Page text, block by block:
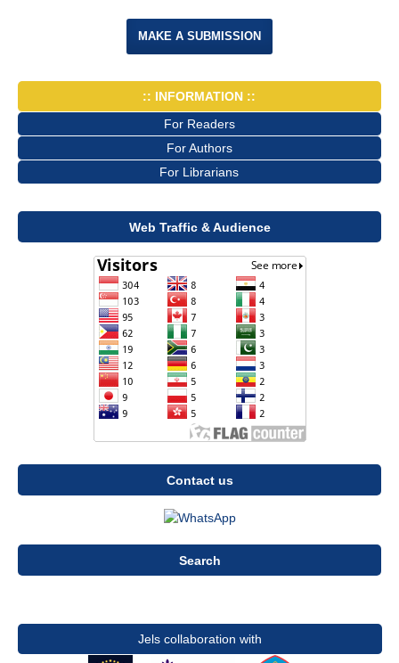
MAKE A SUBMISSION
:: INFORMATION ::
For Readers
For Authors
For Librarians
Web Traffic & Audience
Contact us
Search
Jels collaboration with